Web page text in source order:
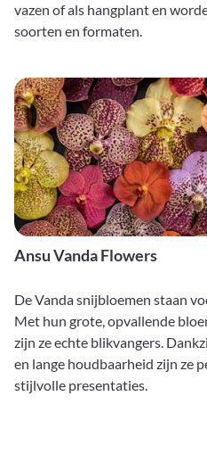
vazen of als hangplant en
soorten en formaten.
Ansu Vanda Flowers
De Vanda snijbloemen staan
Met hun grote, opvallende
zijn ze echte blikvangers.
en lange houdbaarheid zijn ze
stijlvolle presentaties.